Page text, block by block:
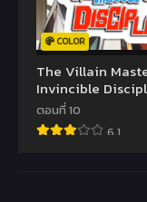
COLOR
The Villain
Invincible
ตอนที่ 10
6.1